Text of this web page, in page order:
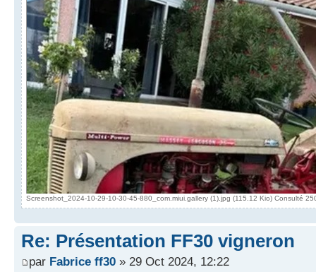
Screenshot_2024-10-29-10-30-45-880_com.miui.gallery (1).jpg (115.12 Kio) Consulté
Re: Présentation FF30 vigneron
par Fabrice ff30 » 29 Oct 2024, 12:22